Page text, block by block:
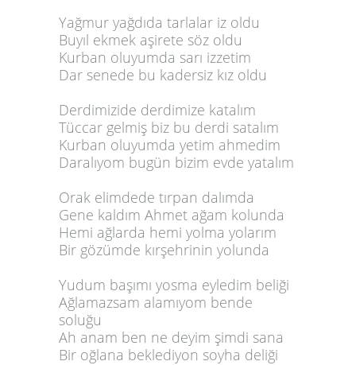
Yağmur yağdıda tarlalar iz oldu
Buyıl ekmek aşirete söz oldu
Kurban oluyumda sarı izzetim
Dar senede bu kadersiz kız oldu
Derdimizide derdimize katalım
Tüccar gelmiş biz bu derdi satalım
Kurban oluyumda yetim ahmedim
Daralıyom bugün bizim evde yatalım
Orak elimdede tırpan dalımda
Gene kaldım Ahmet ağam kolunda
Hemi ağlarda hemi yolma yolarım
Bir gözümde kırşehrinin yolunda
Yudum başımı yosma eyledim beliği
Ağlamazsam alamıyom bende
soluğu
Ah anam ben ne deyim şimdi sana
Bir oğlana beklediyon soyha deliği